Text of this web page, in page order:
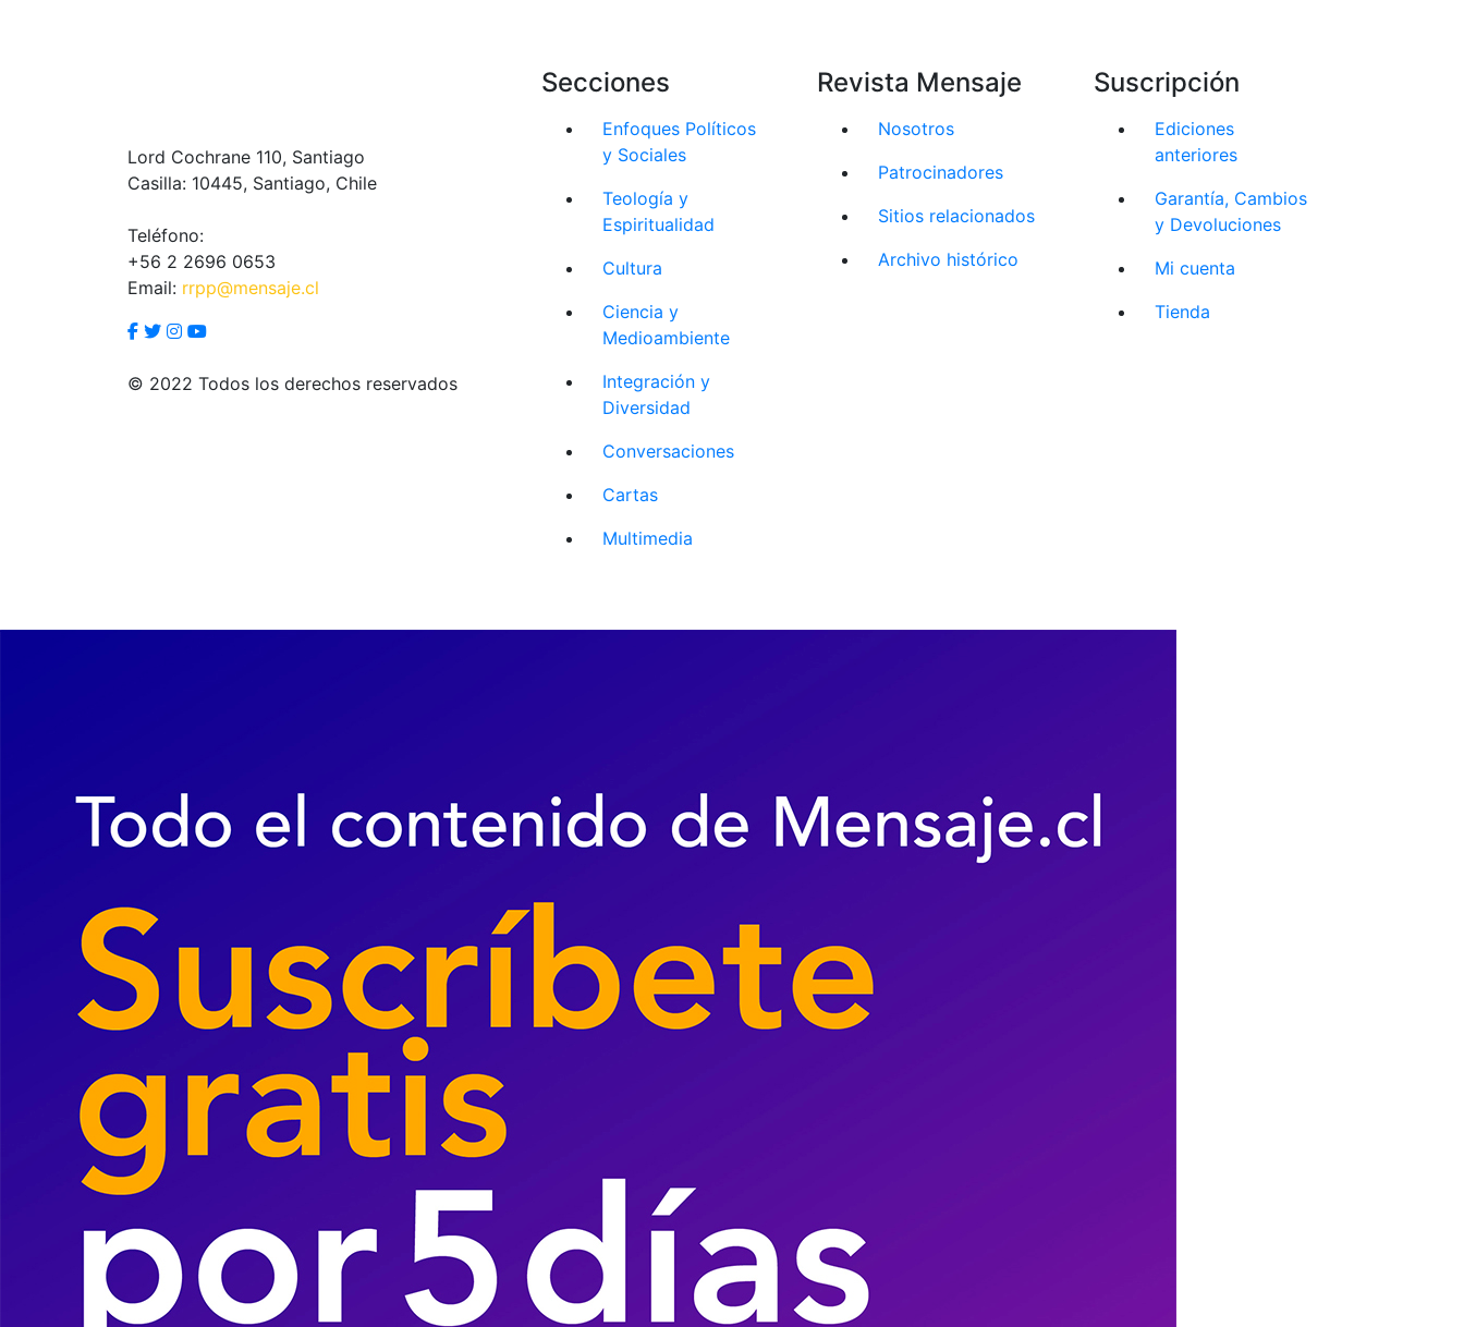
Lord Cochrane 110, Santiago
Casilla: 10445, Santiago, Chile
Teléfono:
+56 2 2696 0653
Email: rrpp@mensaje.cl
© 2022 Todos los derechos reservados
Secciones
Enfoques Políticos
y Sociales
Teología y
Espiritualidad
Cultura
Ciencia y
Medioambiente
Integración y
Diversidad
Conversaciones
Cartas
Multimedia
Revista Mensaje
Nosotros
Patrocinadores
Sitios relacionados
Archivo histórico
Suscripción
Ediciones
anteriores
Garantía, Cambios
y Devoluciones
Mi cuenta
Tienda